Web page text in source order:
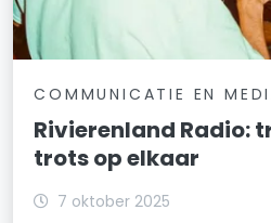
COMMUNICATIE EN
Rivierenland Radio:
trots op elkaar
7 oktober 2025